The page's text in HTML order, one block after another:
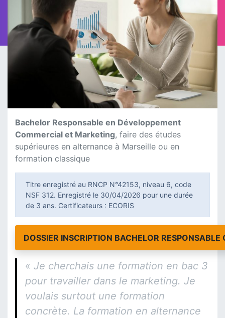
Bachelor Responsable en Développement
Commercial et Marketing, faire des études
supérieures en alternance à Marseille ou en
formation classique
Titre enregistré au RNCP N°42153, niveau 6, code
NSF 312. Enregistré le 30/04/2026 pour une durée
de 3 ans. Certificateurs : ECORIS
DOSSIER INSCRIPTION BACHELOR
« Je cherchais une formation en bac 3
pour travailler dans le marketing. Je
voulais surtout une formation
concrète. La formation en alternance